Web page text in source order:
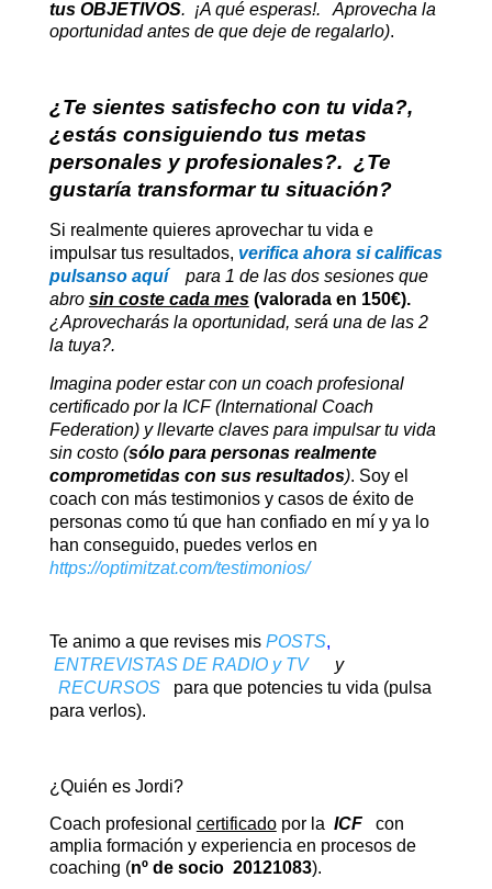
tus OBJETIVOS. ¡A qué esperas!. Aprovecha la
oportunidad antes de que deje de regalarlo).
¿Te sientes satisfecho con tu vida?,
¿estás consiguiendo tus metas
personales y profesionales?. ¿Te
gustaría transformar tu situación?
Si realmente quieres aprovechar tu vida e
impulsar tus resultados, verifica ahora si calificas
pulsanso aquípara 1 de las dos sesiones que
abro sin coste cada mes (valorada en 150€).
¿Aprovecharás la oportunidad, será una de las 2
la tuya?.
Imagina poder estar con un coach profesional
certificado por la ICF (International Coach
Federation) y llevarte claves para impulsar tu vida
sin costo (sólo para personas realmente
comprometidas con sus resultados). Soy el
coach con más testimonios y casos de éxito de
personas como tú que han confiado en mí y ya lo
han conseguido, puedes verlos en
https://optimitzat.com/testimonios/
Te animo a que revises mis POSTS,
ENTREVISTAS DE RADIO y TV
y
RECURSOS
para que potencies tu vida (pulsa
para verlos).
¿Quién es Jordi?
Coach profesional certificadopor la ICFcon
amplia formación y experiencia en procesos de
coaching (nº de socio 20121083).